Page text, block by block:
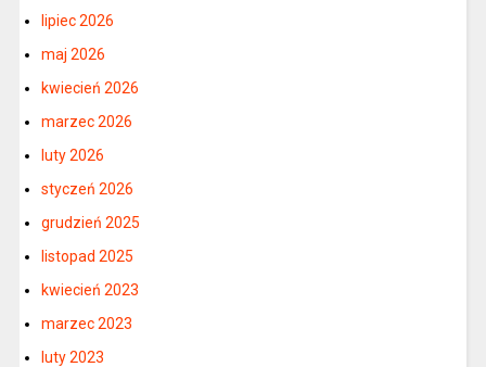
lipiec 2026
maj 2026
kwiecień 2026
marzec 2026
luty 2026
styczeń 2026
grudzień 2025
listopad 2025
kwiecień 2023
marzec 2023
luty 2023